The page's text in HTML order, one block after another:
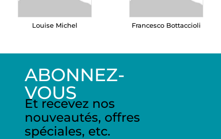
Louise Michel Francesco Bottaccioli
ABONNEZ-
VOUS
Et recevez nos
nouveautés, offres
spéciales, etc.